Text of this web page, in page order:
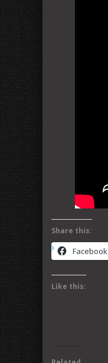
Share this:
Facebook
Like this: